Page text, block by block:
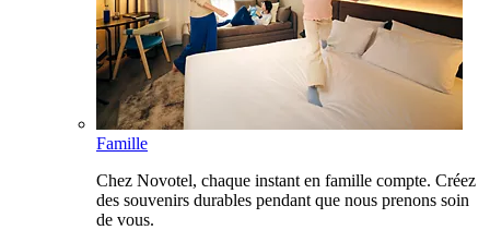
Famille
Chez Novotel, chaque instant en famille compte. Créez
des souvenirs durables pendant que nous prenons soin
de vous.